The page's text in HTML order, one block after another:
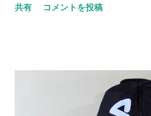
ございます。ご了承ください 店舗
共有 コメントを投稿